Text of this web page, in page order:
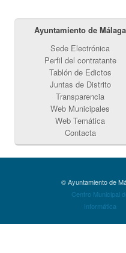
Ayuntamiento de Málaga
Sede Electrónica
Perfil del contratante
Tablón de Edictos
Juntas de Distrito
Transparencia
Web Municipales
Web Temática
Contacta
© Ayuntamiento de
Centro Municipal
Informática